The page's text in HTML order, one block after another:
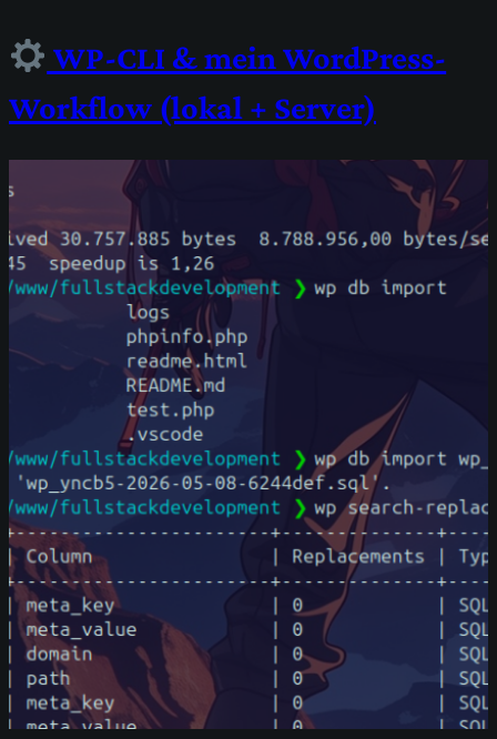
WP-CLI & mein WordPress-
Workflow (lokal + Server)